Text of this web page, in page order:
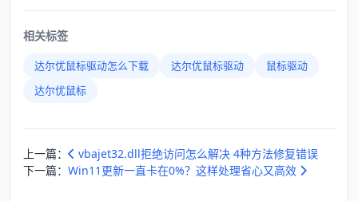
相关标签
达尔优鼠标驱动怎么下载 达尔优鼠标驱动
鼠标驱动
达尔优鼠标
上一篇：
vbajet32.dll拒绝访问怎么解决 4种方法修复错误
下一篇： Win11更新一直卡在0%？这样处理省心又高效